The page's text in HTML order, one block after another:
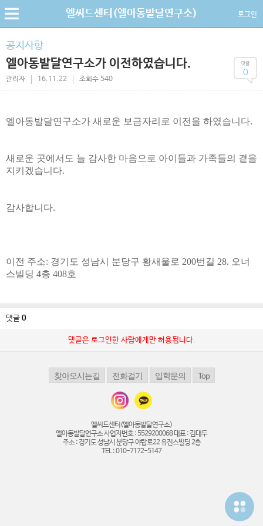
엘씨드센터(엘아동발달연구소) 로그인
공지사항
엘아동발달연구소가 이전하였습니다.
관리자 16.11.22 조회수 540
0
엘아동발달연구소가 새로운 보금자리로 이전을 하였습니다.
새로운 곳에서도 늘 감사한 마음으로 아이들과 가족들의 곁을
지키겠습니다.
감사합니다.
이전 주소: 경기도 성남시 분당구 황새울로 200번길 28. 오너
스빌딩 4층 408호
댓글 0
댓글은 로그인한 사람에게만 허용됩니다.
엘씨드센터(엘아동발달연구소)
엘아동발달연구소 사업자번호 : 5529200068 대표 : 김대두
주소 : 경기도 성남시 분당구 야탑로22 유진스빌딩 2층
TEL : 010-7172-5147